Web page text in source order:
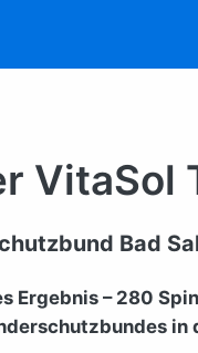
VitaSol
Bad
Ergebnis – 280